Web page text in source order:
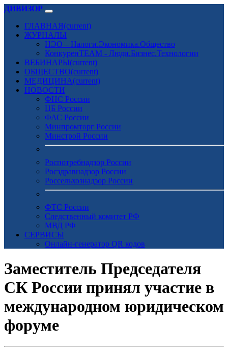
ДИВИЗОР
ГЛАВНАЯ(current)
ЖУРНАЛЫ
НЭО – Налоги.Экономика.Общество
КонкуренTEAM - Люди.Бизнес.Технологии
ВЕБИНАРЫ(current)
ОБЩЕСТВО(current)
МЕДИЦИНА(current)
НОВОСТИ
ФНС России
ЦБ России
ФАС России
Минпромторг России
Минстрой России
Роспотребнадзор России
Росздравнадзор России
Россельхознадзор России
ФТС России
Следственный комитет РФ
МВД РФ
СЕРВИСЫ
Онлайн-генератор QR кодов
Заместитель Председателя
СК России принял участие в
международном юридическом
форуме